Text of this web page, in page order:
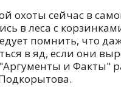
охоты сейчас в
в леса с
помнить, что
в яд, если они
и Факты"